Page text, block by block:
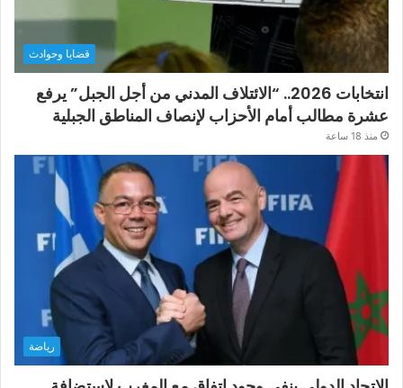
قضايا وحوادث
انتخابات 2026.. “الائتلاف المدني من أجل الجبل” يرفع
عشرة مطالب أمام الأحزاب لإنصاف المناطق الجبلية
منذ 18 ساعة
رياضة